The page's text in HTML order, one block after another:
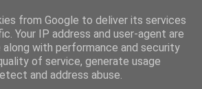
de Calidad
from Google to deliver its services
Your IP address and user-agent are
along with performance and security
of service, generate usage
and address abuse.